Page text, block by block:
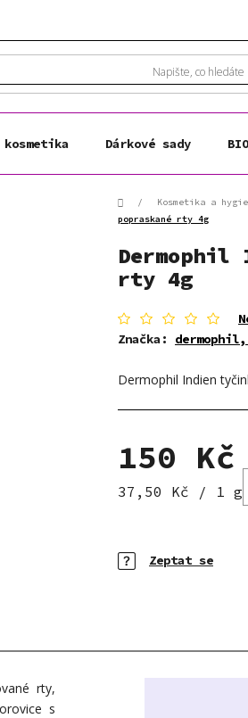
Dárkové sady
Domů/ Kosmetika a
popraskané rty 4g
Dermophil
rty 4g
5
Značka:
Dermophil Indien
150 Kč
Měrná cena:
37,50 Kč / 1 g
Zeptat se
rty,
s